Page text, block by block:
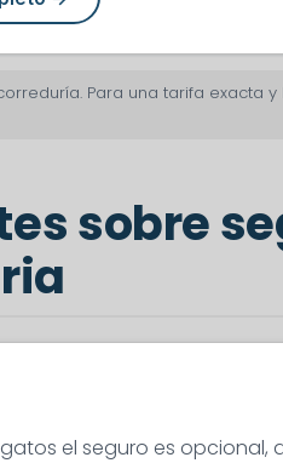
Para una tarifa
sobre
el seguro es